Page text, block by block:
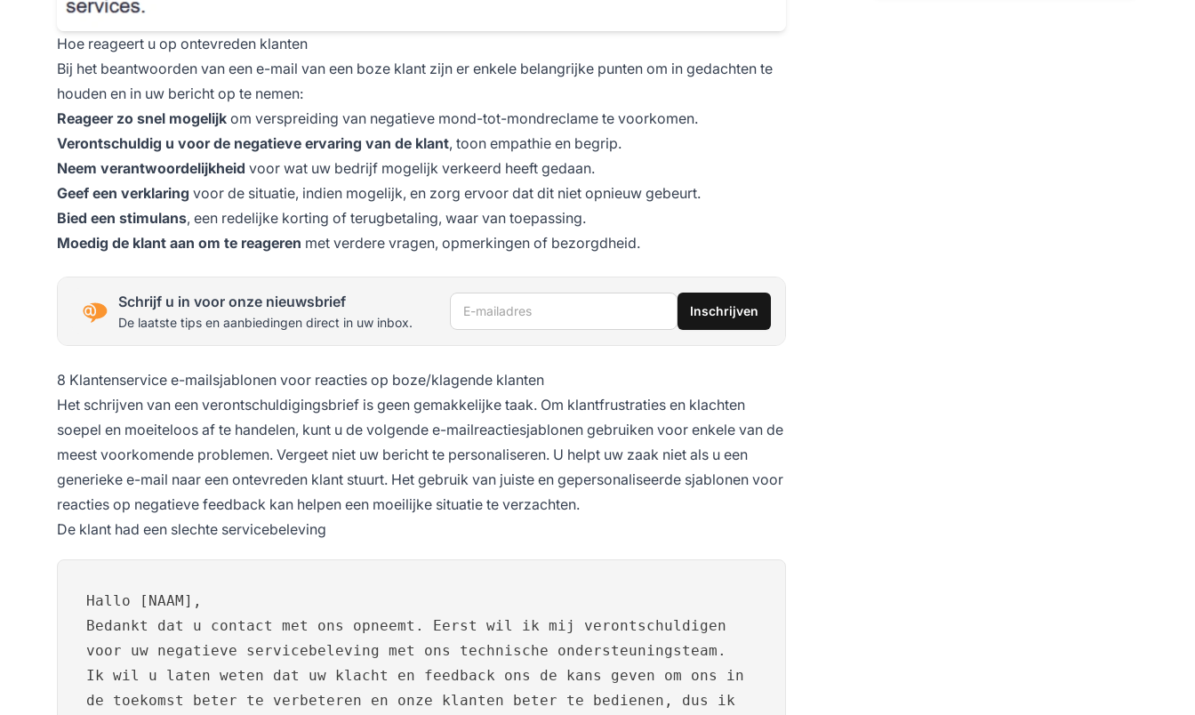
Hoe reageert u op ontevreden klanten
Bij het beantwoorden van een e-mail van een boze klant zijn er enkele belangrijke punten om in gedachten te
houden en in uw bericht op te nemen:
Reageer zo snel mogelijk om verspreiding van negatieve mond-tot-mondreclame te voorkomen.
Verontschuldig u voor de negatieve ervaring van de klant, toon empathie en begrip.
Neem verantwoordelijkheid voor wat uw bedrijf mogelijk verkeerd heeft gedaan.
Geef een verklaring voor de situatie, indien mogelijk, en zorg ervoor dat dit niet opnieuw gebeurt.
Bied een stimulans, een redelijke korting of terugbetaling, waar van toepassing.
Moedig de klant aan om te reageren met verdere vragen, opmerkingen of bezorgdheid.
Schrijf u in voor onze nieuwsbrief
De laatste tips en aanbiedingen direct in uw inbox.
E-mailadres Inschrijven
8 Klantenservice e-mailsjablonen voor reacties op boze/klagende klanten
Het schrijven van een verontschuldigingsbrief is geen gemakkelijke taak. Om klantfrustraties en klachten
soepel en moeiteloos af te handelen, kunt u de volgende e-mailreactiesjablonen gebruiken voor enkele van de
meest voorkomende problemen. Vergeet niet uw bericht te personaliseren. U helpt uw zaak niet als u een
generieke e-mail naar een ontevreden klant stuurt. Het gebruik van juiste en gepersonaliseerde sjablonen voor
reacties op negatieve feedback kan helpen een moeilijke situatie te verzachten.
De klant had een slechte servicebeleving
Hallo [NAAM],
Bedankt dat u contact met ons opneemt. Eerst wil ik mij verontschuldigen
voor uw negatieve servicebeleving met ons technische ondersteuningsteam.
Ik wil u laten weten dat uw klacht en feedback ons de kans geven om ons in
de toekomst beter te verbeteren en onze klanten beter te bedienen, dus ik